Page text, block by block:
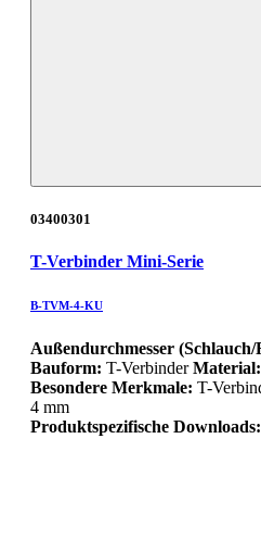
03400301
T-Verbinder Mini-Serie
B-TVM-4-KU
Außendurchmesser
Bauform: T-VerbinderMaterial:
Besondere Merkmale: T-
4 mm
Produktspezifische Downloads: